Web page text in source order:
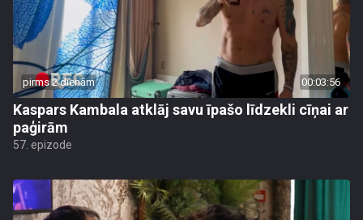
pirms 2 dienām 00:03:56
Kaspars Kambala atklāj savu īpašo līdzekli cīņai ar
paģirām
57. epizode